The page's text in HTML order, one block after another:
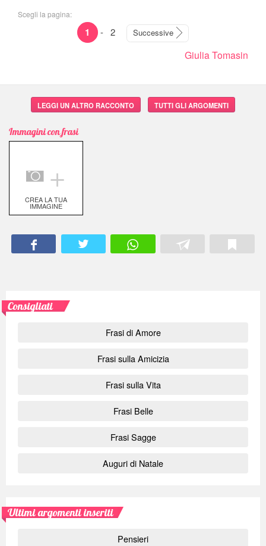
Scegli la pagina:
1 - 2 Successive
Giulia Tomasin
LEGGI UN ALTRO RACCONTO TUTTI GLI ARGOMENTI
Immagini con frasi
＋
CREA LA TUA
IMMAGINE
Consigliati
Frasi di Amore
Frasi sulla Amicizia
Frasi sulla Vita
Frasi Belle
Frasi Sagge
Auguri di Natale
Ultimi argomenti inseriti
Pensieri